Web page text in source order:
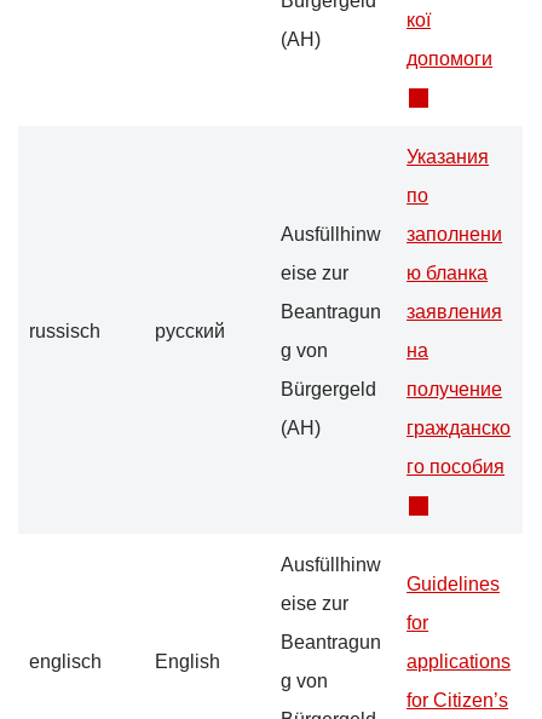
(AH)
кої
допомоги
russisch русский
Ausfüllhinw
eise zur
Beantragun
g von
Bürgergeld
(AH)
Указания
по
заполнени
ю бланка
заявления
на
получение
гражданско
го пособия
englisch English
Ausfüllhinw
eise zur
Beantragun
g von
Guidelines
for
applications
for Citizen’s